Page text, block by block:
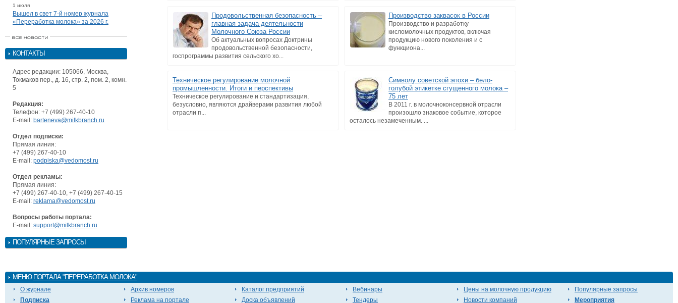
1 июля
Вышел в свет 7-й номер журнала
«Переработка молока» за 2026 г.
КОНТАКТЫ
Адрес редакции: 105066, Москва,
Токмаков пер., д. 16, стр. 2, пом. 2, комн.
5
Редакция:
Телефон: +7 (499) 267-40-10
E-mail: barteneva@milkbranch.ru
Отдел подписки:
Прямая линия:
+7 (499) 267-40-10
E-mail: podpiska@vedomost.ru
Отдел рекламы:
Прямая линия:
+7 (499) 267-40-10, +7 (499) 267-40-15
E-mail: reklama@vedomost.ru
Вопросы работы портала:
E-mail: support@milkbranch.ru
ПОПУЛЯРНЫЕ ЗАПРОСЫ
Продовольственная безопасность –
главная задача деятельности
Молочного Союза России
Об актуальных вопросах Доктрины
продовольственной безопасности,
госпрограммы развития сельского хо...
Производство заквасок в России
Производство и разработку
кисломолочных продуктов, включая
продукцию нового поколения и с
функциона...
Техническое регулирование молочной
промышленности. Итоги и перспективы
Техническое регулирование и стандартизация,
безусловно, являются драйверами развития любой
отрасли п...
Символу советской эпохи – бело-
голубой этикетке сгущенного молока –
75 лет
В 2011 г. в молочноконсервной отрасли
произошло знаковое событие, которое
осталось незамеченным. ...
МЕНЮ ПОРТАЛА "ПЕРЕРАБОТКА МОЛОКА"
О журнале
Подписка
Архив номеров
Реклама на портале
Каталог предприятий
Доска объявлений
Вебинары
Тендеры
Цены на молочную продукцию
Новости компаний
Популярные запросы
Мероприятия